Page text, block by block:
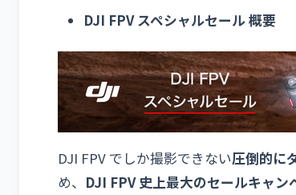
DJI FPV スペシャルセール 概要
DJI FPV でしか撮影できない圧倒的に
め、 DJI FPV 史上最大のセールキャン